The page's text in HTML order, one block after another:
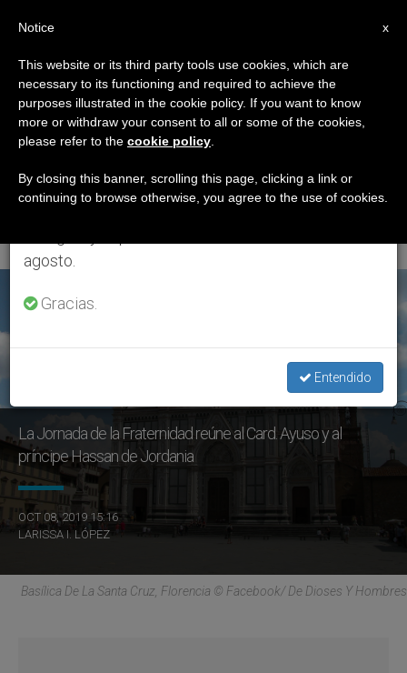
ETIQUETA
Posts Tagged
‘Jornada De
Fraternidad’
ÚLTIMAS NOTICIAS
La Jornada de la Fraternidad reúne al Card. Ayuso y al
príncipe Hassan de Jordania
OCT 08, 2019 15:16
LARISSA I. LÓPEZ
Basílica De La Santa Cruz, Florencia © Facebook/ De Dioses Y Hombres
×
Aviso importante
Del 27 de julio al 7 de agosto haremos la pausa
anual, aprovechando que en el periodo de verano
se generan menos informaciones y también el
agosto.
Gracias.
Entendido
x
Notice
This website or its third party tools use cookies, which are
necessary to its functioning and required to achieve the
purposes illustrated in the cookie policy. If you want to know
more or withdraw your consent to all or some of the cookies,
please refer to the cookie policy
By closing this banner, scrolling this page, clicking a link or
continuing to browse otherwise, you agree to the use of cookies.